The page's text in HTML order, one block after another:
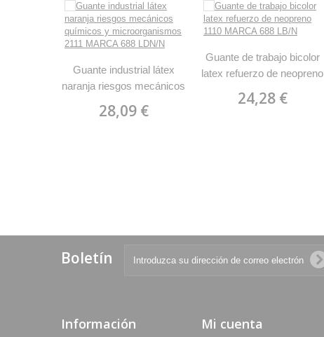
Guante industrial látex
naranja riesgos mecánicos
microorganismos 2111
28,09 €
Guante de trabajo bicolor
latex refuerzo de neopreno
24,28 €
Boletín
Información Mi cuenta